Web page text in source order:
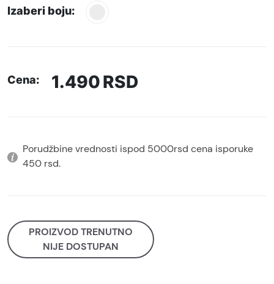
Izaberi boju:
Cena: 1.490RSD
Porudžbine vrednosti ispod 5000rsd cena isporuke
450 rsd.
PROIZVOD TRENUTNO
NIJE DOSTUPAN